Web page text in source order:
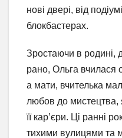
нові двері, від
блокбастерах.
Зростаючи в родині,
рано, Ольга вчилася
а мати, вчителька
любов до мистецтва,
її кар’єри. Ці ранні
тихими вулицями та